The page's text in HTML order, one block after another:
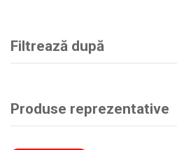
Filtrează după
Produse reprezentative